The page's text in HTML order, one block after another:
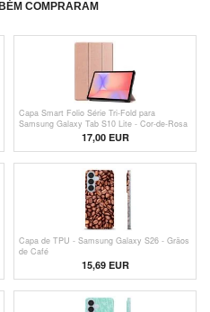
COMPRARAM
Capa Smart Folio Série Tri-Fold para
Samsung Galaxy Tab S10 Lite - Cor-de-Rosa
17,00 EUR
Capa de TPU - Samsung Galaxy S26 - Grãos
de Café
15,69 EUR